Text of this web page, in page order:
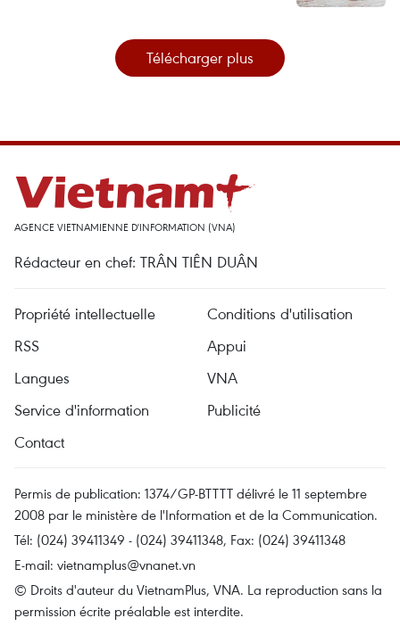
Télécharger plus
AGENCE VIETNAMIENNE D'INFORMATION (VNA)
Rédacteur en chef: TRÂN TIÊN DUÂN
Propriété intellectuelle
Conditions d'utilisation
RSS
Appui
Langues
VNA
Service d'information
Publicité
Contact
Permis de publication: 1374/GP-BTTTT délivré le 11 septembre
2008 par le ministère de l'Information et de la Communication.
Tél: (024) 39411349 - (024) 39411348, Fax: (024) 39411348
E-mail: vietnamplus@vnanet.vn
© Droits d'auteur du VietnamPlus, VNA. La reproduction sans la
permission écrite préalable est interdite.